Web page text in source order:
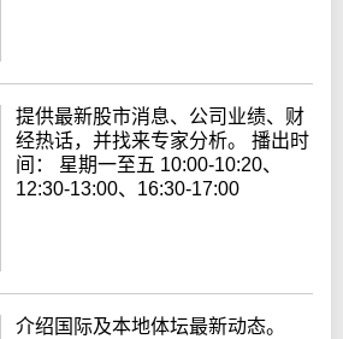
提供最新股市消息、公司业绩、财
经热话，并找来专家分析。 播出时
间： 星期一至五 10:00-10:20、
12:30-13:00、16:30-17:00
介绍国际及本地体坛最新动态。